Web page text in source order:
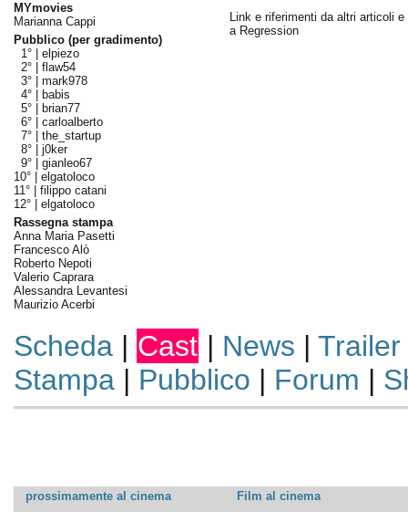
MYmovies
Marianna Cappi
Pubblico (per gradimento)
1° | elpiezo
2° | flaw54
3° | mark978
4° |
babis
5° |
brian77
6° | carloalberto
7° | the_startup
8° | j0ker
9° | gianleo67
10° | elgatoloco
11° | filippo catani
12° | elgatoloco
Rassegna stampa
Anna Maria Pasetti
Francesco Alò
Roberto Nepoti
Valerio Caprara
Alessandra Levantesi
Maurizio Acerbi
Link e riferimenti da altri articoli e
a Regression
Scheda| Cast | News | Trailer
Stampa| Pubblico | Forum |
prossimamente al cinema
Film al cinema